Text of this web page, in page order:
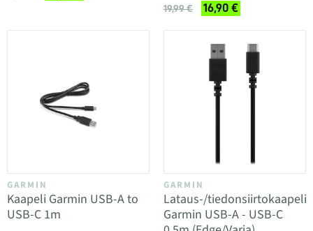
19,99 € 16,90 €
GARMIN
Kaapeli Garmin USB-A to
USB-C 1m
GARMIN
Lataus-/tiedonsiirtokaapeli
Garmin USB-A - USB-C